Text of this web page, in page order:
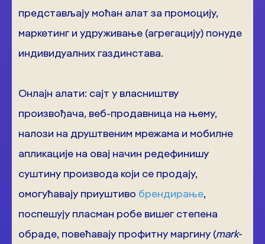
представљају моћан алат за промоцију,
маркетинг и удруживање (агрегацију) понуде
индивидуалних газдинстава.
Онлајн алати: сајт у власништву
произвођача, веб-продавница на њему,
налози на друштвеним мрежама и мобилне
апликације на овај начин редефинишу
суштину производа који се продају,
омогућавају приуштиво брендирање,
поспешују пласман робе вишег степена
обраде, повећавају профитну маргину (mark-